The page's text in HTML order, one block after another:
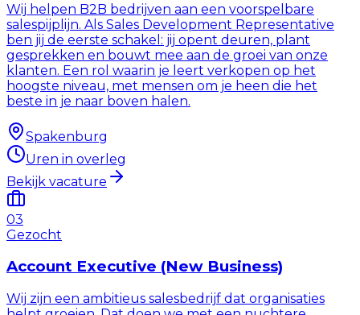
Wij helpen B2B bedrijven aan een voorspelbare
salespijplijn. Als Sales Development Representative
ben jij de eerste schakel: jij opent deuren, plant
gesprekken en bouwt mee aan de groei van onze
klanten. Een rol waarin je leert verkopen op het
hoogste niveau, met mensen om je heen die het
beste in je naar boven halen.
Spakenburg
Uren in overleg
Bekijk vacature
03
Gezocht
Account Executive (New Business)
Wij zijn een ambitieus salesbedrijf dat organisaties